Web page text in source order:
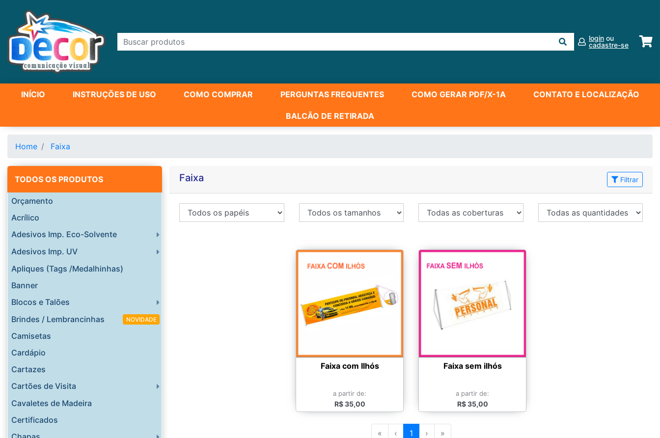
login ou
cadastre-se
INÍCIO INSTRUÇÕES DE USO COMO COMPRAR PERGUNTAS FREQUENTES COMO GERAR PDF/X-1A CONTATO E LOCALIZAÇÃO
BALCÃO DE RETIRADA
Home Faixa
TODOS OS PRODUTOS
Orçamento
Acrílico
Adesivos Imp. Eco-Solvente
Adesivos Imp. UV
Apliques (Tags /Medalhinhas)
Banner
Blocos e Talões
NOVIDADE
Brindes / Lembrancinhas
Camisetas
Cardápio
Cartazes
Cartões de Visita
Cavaletes de Madeira
Certificados
Faixa Filtrar
Faixa com Ilhós
a partir de:
R$ 35,00
Faixa sem ilhós
a partir de:
R$ 35,00
« ‹ 1 › »